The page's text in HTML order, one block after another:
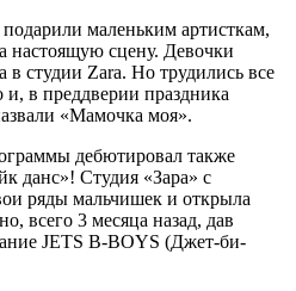
маленьким артисткам,
настоящую сцену. Девочки
в студии Zara. Но трудились все
и, в преддверии праздника
«Мамочка моя».
дебютировал также
данс»! Студия «Зара» с
ряды мальчишек и открыла
всего 3 месяца назад, дав
JETS B-BOYS (Джет-би-